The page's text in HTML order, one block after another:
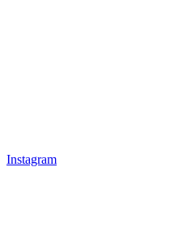
Instagram